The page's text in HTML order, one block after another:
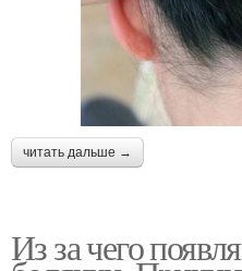
читать дальше →
Из за чего